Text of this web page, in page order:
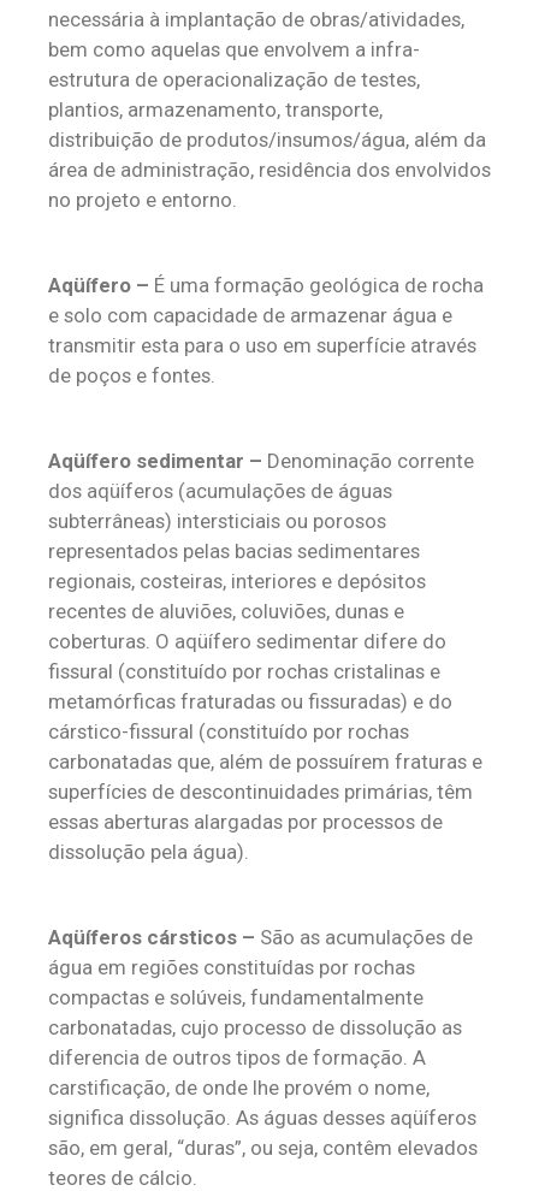
necessária à implantação de obras/atividades,
bem como aquelas que envolvem a infra-
estrutura de operacionalização de testes,
plantios, armazenamento, transporte,
distribuição de produtos/insumos/água, além da
área de administração, residência dos envolvidos
no projeto e entorno.
Aqüífero – É uma formação geológica de rocha
e solo com capacidade de armazenar água e
transmitir esta para o uso em superfície através
de poços e fontes.
Aqüífero sedimentar – Denominação corrente
dos aqüíferos (acumulações de águas
subterrâneas) intersticiais ou porosos
representados pelas bacias sedimentares
regionais, costeiras, interiores e depósitos
recentes de aluviões, coluviões, dunas e
coberturas. O aqüífero sedimentar difere do
fissural (constituído por rochas cristalinas e
metamórficas fraturadas ou fissuradas) e do
cárstico-fissural (constituído por rochas
carbonatadas que, além de possuírem fraturas e
superfícies de descontinuidades primárias, têm
essas aberturas alargadas por processos de
dissolução pela água).
Aqüíferos cársticos – São as acumulações de
água em regiões constituídas por rochas
compactas e solúveis, fundamentalmente
carbonatadas, cujo processo de dissolução as
diferencia de outros tipos de formação. A
carstificação, de onde lhe provém o nome,
significa dissolução. As águas desses aqüíferos
são, em geral, “duras”, ou seja, contêm elevados
teores de cálcio.